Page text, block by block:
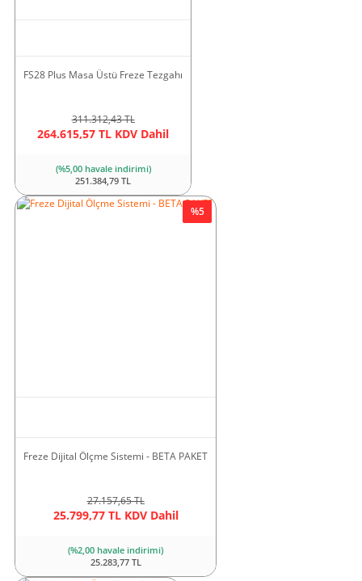
FS28 Plus Masa Üstü Freze Tezgahı
311.312,43 TL
264.615,57 TL KDV Dahil
(%5,00 havale indirimi)
251.384,79 TL
Freze Dijital Ölçme Sistemi - BETA PAKET
27.157,65 TL
25.799,77 TL KDV Dahil
%5
(%2,00 havale indirimi)
25.283,77 TL